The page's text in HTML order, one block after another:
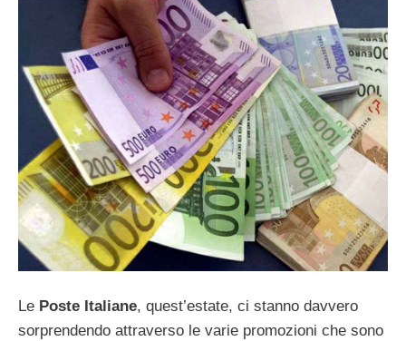
Le Poste Italiane, quest’estate, ci stanno davvero
sorprendendo attraverso le varie promozioni che sono